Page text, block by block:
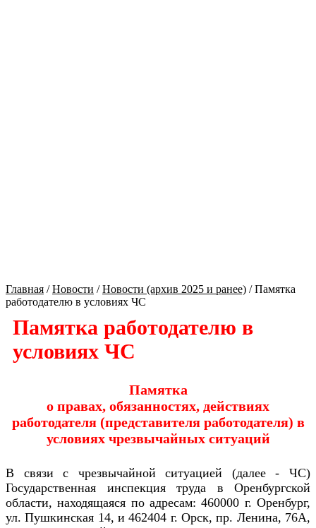
Главная /Новости /Новости (архив 2025 и ранее) /Памятка
работодателю в условиях ЧС
Памятка работодателю в
условиях ЧС
Памятка
о правах, обязанностях, действиях
работодателя (представителя работодателя) в
условиях чрезвычайных ситуаций
В связи с чрезвычайной ситуацией (далее - ЧС)
Государственная инспекция труда в Оренбургской
области, находящаяся по адресам: 460000 г. Оренбург,
ул. Пушкинская 14, и 462404 г. Орск, пр. Ленина, 76А,